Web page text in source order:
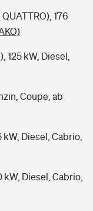
176
125 kW, Diesel,
Coupe, ab
kW, Diesel, Cabrio,
kW, Diesel, Cabrio,